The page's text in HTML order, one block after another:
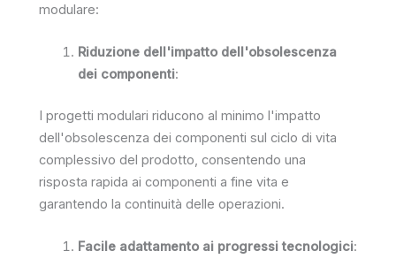
modulare:
Riduzione dell'impatto dell'obsolescenza
dei componenti:
I progetti modulari riducono al minimo l'impatto
dell'obsolescenza dei componenti sul ciclo di vita
complessivo del prodotto, consentendo una
risposta rapida ai componenti a fine vita e
garantendo la continuità delle operazioni.
Facile adattamento ai progressi tecnologici: